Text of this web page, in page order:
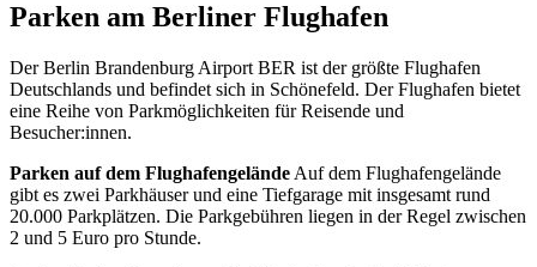
Parken am Berliner Flughafen
Der Berlin Brandenburg Airport BER ist der größte Flughafen
Deutschlands und befindet sich in Schönefeld. Der Flughafen bietet
eine Reihe von Parkmöglichkeiten für Reisende und
Besucher:innen.
Parken auf dem Flughafengelände Auf dem Flughafengelände
gibt es zwei Parkhäuser und eine Tiefgarage mit insgesamt rund
20.000 Parkplätzen. Die Parkgebühren liegen in der Regel zwischen
2 und 5 Euro pro Stunde.